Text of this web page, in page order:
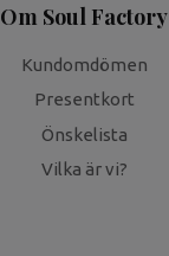
Om Soul Factory
Kundomdömen
Presentkort
Önskelista
Vilka är vi?